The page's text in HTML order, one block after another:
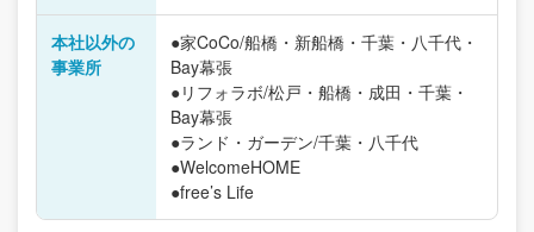
本社以外の
事業所
●家CoCo/船橋・新船橋・千葉・八千代・
Bay幕張
●リフォラボ/松戸・船橋・成田・千葉・
Bay幕張
●ランド・ガーデン/千葉・八千代
●WelcomeHOME
●free’s Life